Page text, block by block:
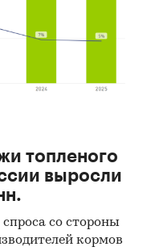
топленого
выросли
со стороны
кормов